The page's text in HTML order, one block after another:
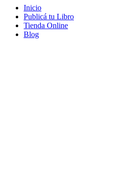
Inicio
Publicá tu Libro
Tienda Online
Blog